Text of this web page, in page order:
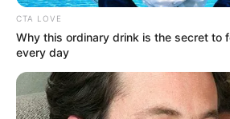
записів
річку
благодійний концерт на
підтримку 63-ї бригади
CTA LOVE
Why this ordinary drink is the secret to
every day